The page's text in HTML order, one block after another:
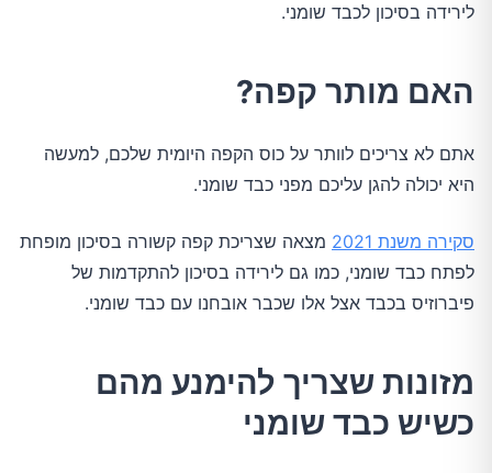
לירידה בסיכון לכבד שומני.
האם מותר קפה?
אתם לא צריכים לוותר על כוס הקפה היומית שלכם, למעשה
היא יכולה להגן עליכם מפני כבד שומני.
סקירה משנת 2021
מצאה שצריכת קפה קשורה בסיכון מופחת
לפתח כבד שומני, כמו גם לירידה בסיכון להתקדמות של
פיברוזיס בכבד אצל אלו שכבר אובחנו עם כבד שומני.
מזונות שצריך להימנע מהם
כשיש כבד שומני